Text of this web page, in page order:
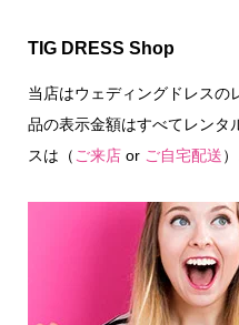
TIG DRESS Shop
当店はウェディングドレスの
品の表示金額はすべてレンタ
スは（ ご来店or ご自宅配送